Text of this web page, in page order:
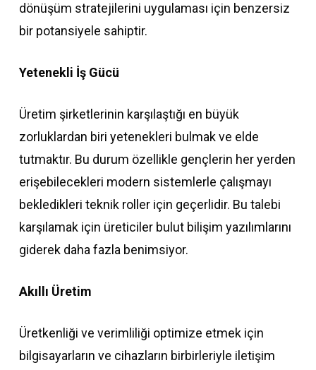
dönüşüm stratejilerini uygulaması için benzersiz
bir potansiyele sahiptir.
Yetenekli İş Gücü
Üretim şirketlerinin karşılaştığı en büyük
zorluklardan biri yetenekleri bulmak ve elde
tutmaktır. Bu durum özellikle gençlerin her yerden
erişebilecekleri modern sistemlerle çalışmayı
bekledikleri teknik roller için geçerlidir. Bu talebi
karşılamak için üreticiler bulut bilişim yazılımlarını
giderek daha fazla benimsiyor.
Akıllı Üretim
Üretkenliği ve verimliliği optimize etmek için
bilgisayarların ve cihazların birbirleriyle iletişim